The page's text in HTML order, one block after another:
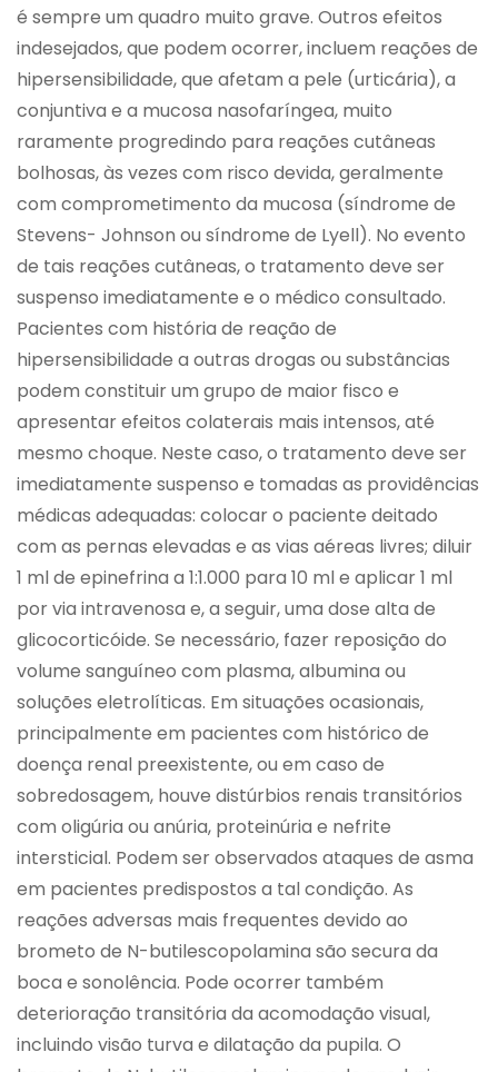
é sempre um quadro muito grave. Outros efeitos
indesejados, que podem ocorrer, incluem reações de
hipersensibilidade, que afetam a pele (urticária), a
conjuntiva e a mucosa nasofaríngea, muito
raramente progredindo para reações cutâneas
bolhosas, às vezes com risco devida, geralmente
com comprometimento da mucosa (síndrome de
Stevens- Johnson ou síndrome de Lyell). No evento
de tais reações cutâneas, o tratamento deve ser
suspenso imediatamente e o médico consultado.
Pacientes com história de reação de
hipersensibilidade a outras drogas ou substâncias
podem constituir um grupo de maior fisco e
apresentar efeitos colaterais mais intensos, até
mesmo choque. Neste caso, o tratamento deve ser
imediatamente suspenso e tomadas as providências
médicas adequadas: colocar o paciente deitado
com as pernas elevadas e as vias aéreas livres; diluir
1 ml de epinefrina a 1:1.000 para 10 ml e aplicar 1 ml
por via intravenosa e, a seguir, uma dose alta de
glicocorticóide. Se necessário, fazer reposição do
volume sanguíneo com plasma, albumina ou
soluções eletrolíticas. Em situações ocasionais,
principalmente em pacientes com histórico de
doença renal preexistente, ou em caso de
sobredosagem, houve distúrbios renais transitórios
com oligúria ou anúria, proteinúria e nefrite
intersticial. Podem ser observados ataques de asma
em pacientes predispostos a tal condição. As
reações adversas mais frequentes devido ao
brometo de N-butilescopolamina são secura da
boca e sonolência. Pode ocorrer também
deterioração transitória da acomodação visual,
incluindo visão turva e dilatação da pupila. O